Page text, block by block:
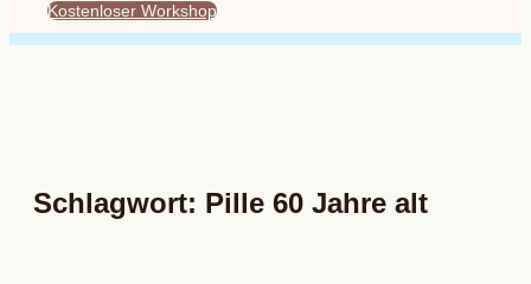
Kostenloser Workshop
Schlagwort: Pille 60 Jahre alt